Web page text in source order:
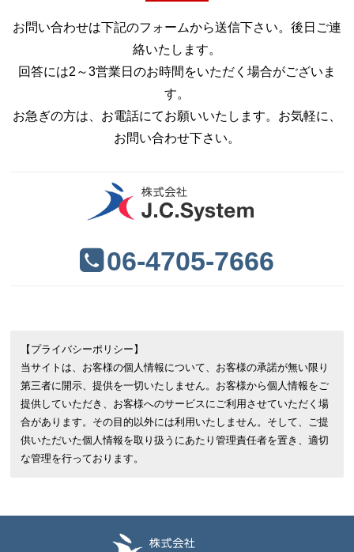
お問い合わせは下記のフォームから送信下さい。後日ご連
絡いたします。
回答には2～3営業日のお時間をいただく場合がございま
す。
お急ぎの方は、お電話にてお願いいたします。お気軽に、
お問い合わせ下さい。
06-4705-7666
【プライバシーポリシー】
当サイトは、お客様の個人情報について、お客様の承諾が無い限り
第三者に開示、提供を一切いたしません。お客様から個人情報をご
提供していただき、お客様へのサービスにご利用させていただく場
合があります。その目的以外には利用いたしません。そして、ご提
供いただいた個人情報を取り扱うにあたり管理責任者を置き、適切
な管理を行っております。